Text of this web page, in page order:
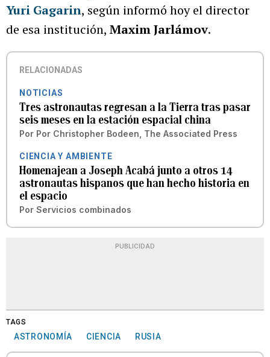
Yuri Gagarin, según informó hoy el director
de esa institución, Maxim Jarlámov.
RELACIONADAS
NOTICIAS
Tres astronautas regresan a la Tierra tras pasar
seis meses en la estación espacial china
Por Por Christopher Bodeen, The Associated Press
CIENCIA Y AMBIENTE
Homenajean a Joseph Acabá junto a otros 14
astronautas hispanos que han hecho historia en
el espacio
Por Servicios combinados
PUBLICIDAD
TAGS
ASTRONOMÍA CIENCIA RUSIA